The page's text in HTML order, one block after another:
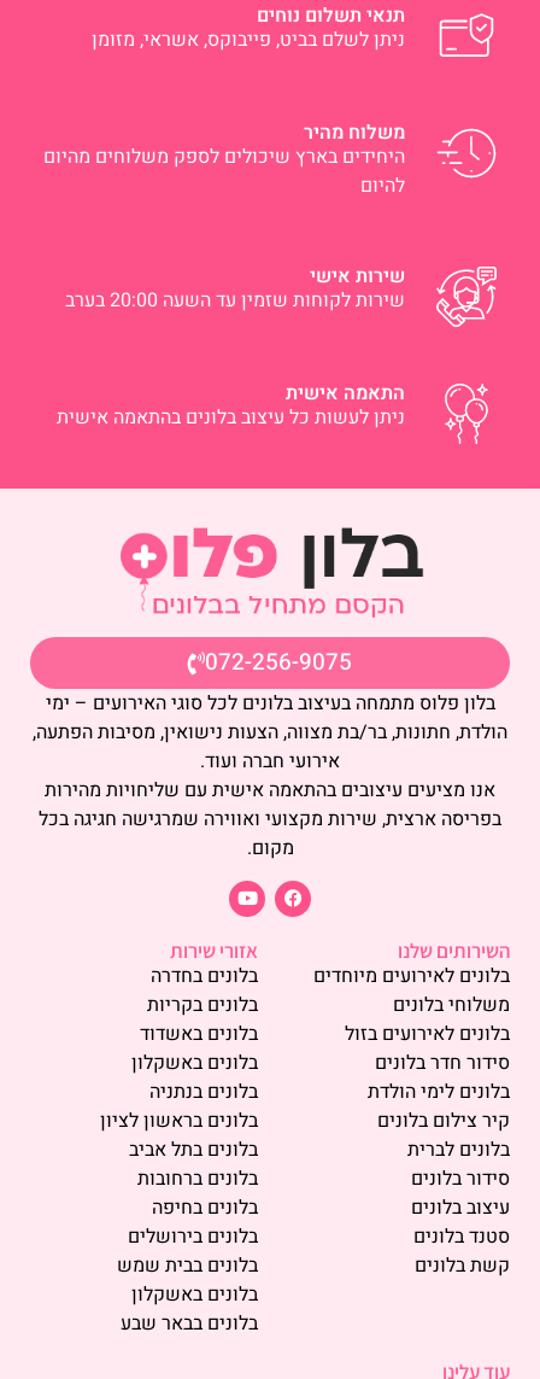
תנאי תשלום נוחים
ניתן לשלם בביט, פייבוקס, אשראי, מזומן
משלוח מהיר
היחידים בארץ שיכולים לספק משלוחים מהיום
להיום
שירות אישי
שירות לקוחות שזמין עד השעה 20:00 בערב
התאמה אישית
ניתן לעשות כל עיצוב בלונים בהתאמה אישית
072-256-9075
בלון פלוס מתמחה בעיצוב בלונים לכל סוגי האירועים – ימי
הולדת, חתונות, בר/בת מצווה, הצעות נישואין, מסיבות הפתעה,
אירועי חברה ועוד.
אנו מציעים עיצובים בהתאמה אישית עם שליחויות מהירות
בפריסה ארצית, שירות מקצועי ואווירה שמרגישה חגיגה בכל
מקום.
השירותים שלנו
בלונים לאירועים מיוחדים
משלוחי בלונים
בלונים לאירועים בזול
סידור חדר בלונים
בלונים לימי הולדת
קיר צילום בלונים
בלונים לברית
סידור בלונים
עיצוב בלונים
סטנד בלונים
קשת בלונים
אזורי שירות
בלונים בחדרה
בלונים בקריות
בלונים באשדוד
בלונים באשקלון
בלונים בנתניה
בלונים בראשון לציון
בלונים בתל אביב
בלונים ברחובות
בלונים בחיפה
בלונים בירושלים
בלונים בבית שמש
בלונים באשקלון
בלונים בבאר שבע
עוד עלינו